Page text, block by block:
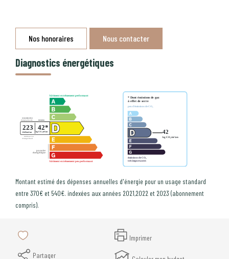
Nos honoraires Nous contacter
Diagnostics énergétiques
Montant estimé des dépenses annuelles d'énergie pour un usage standard
entre 370€ et 540€. indexées aux années 2021,2022 et 2023 (abonnement
compris).
Imprimer
Partager